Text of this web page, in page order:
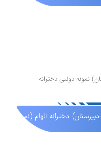
نمونه دولتی دخترانه
دخترانه الهام (نمونه